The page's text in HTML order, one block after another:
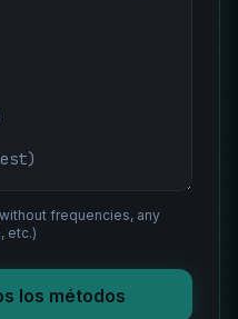
frequencies, any
etc.)
los métodos